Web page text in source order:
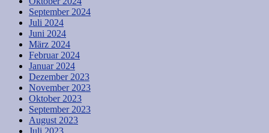
September 2024
Juli 2024
Juni 2024
März 2024
Februar 2024
Januar 2024
Dezember 2023
November 2023
Oktober 2023
September 2023
August 2023
Juli 2023